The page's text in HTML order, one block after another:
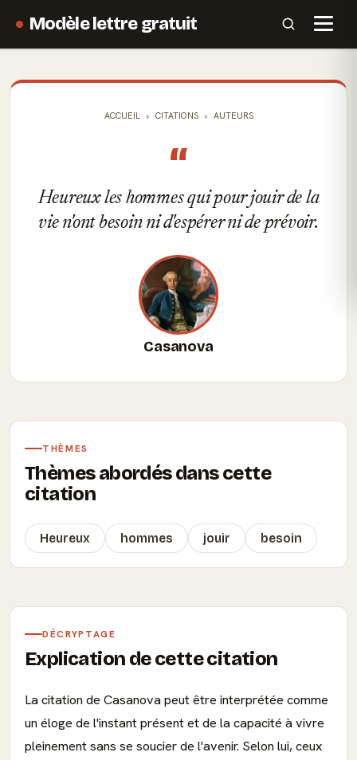
Modèle lettre gratuit
ACCUEIL CITATIONS AUTEURS
“
Heureux les hommes qui pour jouir de la
vie n'ont besoin ni d'espérer ni de prévoir.
Casanova
THÈMES
Thèmes abordés dans cette
citation
Heureux hommes jouir besoin
DÉCRYPTAGE
Explication de cette citation
La citation de Casanova peut être interprétée comme
un éloge de l'instant présent et de la capacité à vivre
pleinement sans se soucier de l'avenir. Selon lui, ceux